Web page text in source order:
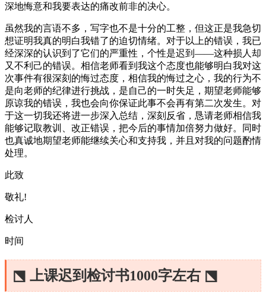
深地悔意和我要表达的痛改前非的决心。
虽然我的言语不多，写字也不是十分的工整，但这正是我急切
想证明我真的明白我错了的迫切情绪。对于以上的错误，我已
经深深的认识到了它们的严重性，个性是迟到——这种损人却
又不利己的错误。相信老师看到我这个态度也能够明白我对这
次事件有很深刻的悔过态度，相信我的悔过之心，我的行为不
是向老师的纪律进行挑战，是自己的一时失足，期望老师能够
原谅我的错误，我也会向你保证此事不会再有第二次发生。对
于这一切我还将进一步深入总结，深刻反省，恳请老师相信我
能够记取教训、改正错误，把今后的事情加倍努力做好。同时
也真诚地期望老师能继续关心和支持我，并且对我的问题酌情
处理。
此致
敬礼!
检讨人
时间
⬔ 上课迟到检讨书1000字左右 ⬔